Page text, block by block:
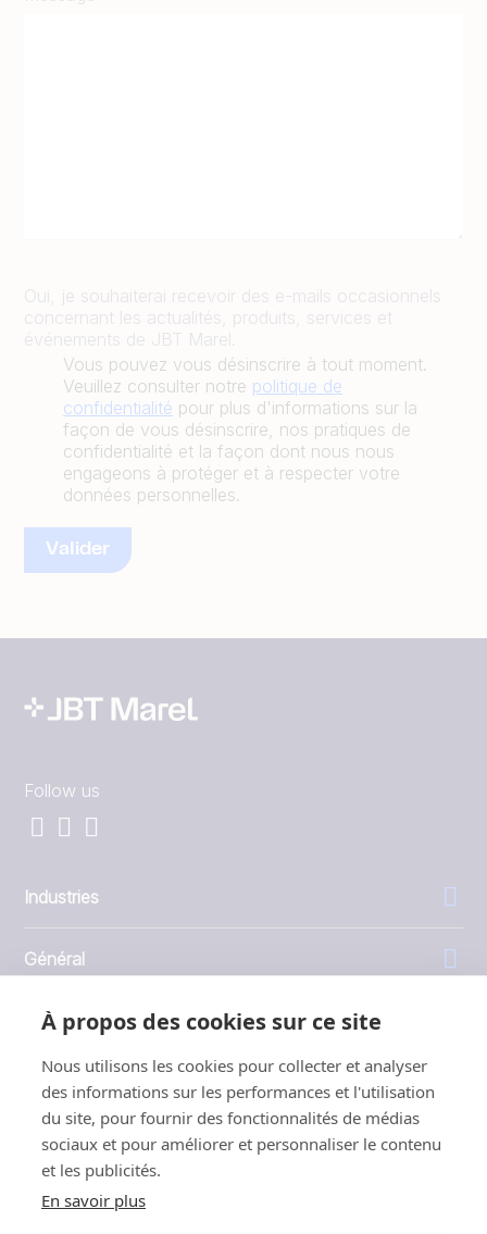
À propos des cookies sur ce site
Nous utilisons les cookies pour collecter et analyser
des informations sur les performances et l'utilisation
du site, pour fournir des fonctionnalités de médias
sociaux et pour améliorer et personnaliser le contenu
et les publicités.
En savoir plus
Oui, je souhaiterai recevoir des e-mails occasionnels
concernant les actualités, produits, services et
événements de JBT Marel.
Vous pouvez vous désinscrire à tout moment.
Veuillez consulter notre politique de
confidentialité pour plus d'informations sur la
façon de vous désinscrire, nos pratiques de
confidentialité et la façon dont nous nous
engageons à protéger et à respecter votre
données personnelles.
Follow us
Industries
Général
Entreprise
Investisseurs
1999 - 2026 © JBT Marel